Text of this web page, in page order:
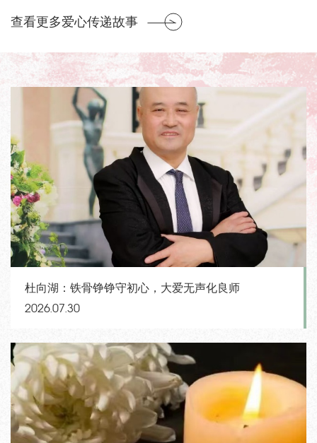
查看更多爱心传递故事
杜向湖：铁骨铮铮守初心，大爱无声化良师
2026.07.30